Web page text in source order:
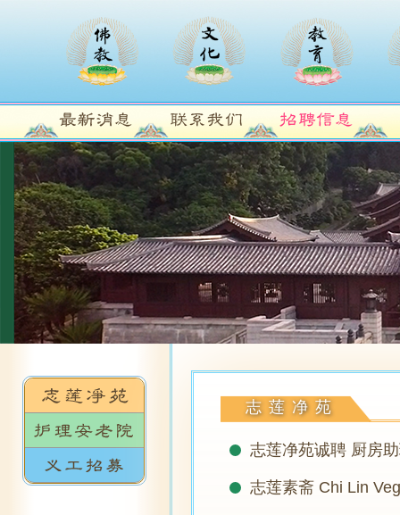
志莲净苑
志莲净苑诚聘 厨房
志莲素斋 Chi Lin